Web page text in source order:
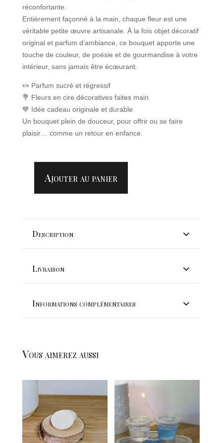
réconfortante.
Entièrement façonné à la main, chaque fleur est une
véritable petite œuvre artisanale. À la fois objet décoratif
original et parfum d’ambiance, ce bouquet apporte une
touche de couleur, de poésie et de gourmandise à votre
intérieur, sans jamais être écœurant.
🍬 Parfum sucré et régressif
💐 Fleurs en cire décoratives faites main
💙 Idée cadeau originale et durable
Un bouquet plein de douceur, pour offrir ou se faire
plaisir… comme un retour en enfance.
QUANTITÉ
BLEU"
Ajouter au panier
Description
Livraison
Informations complémentaires
Vous aimerez aussi